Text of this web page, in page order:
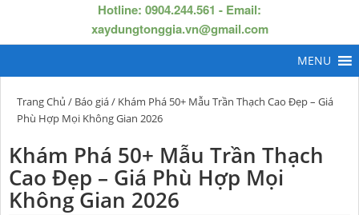
Hotline: 0904.244.561 - Email:
xaydungtonggia.vn@gmail.com
Trang Chủ / Báo giá/ Khám Phá 50+ Mẫu Trần Thạch Cao Đẹp – Giá
Phù Hợp Mọi Không Gian 2026
Khám Phá 50+ Mẫu Trần Thạch
Cao Đẹp – Giá Phù Hợp Mọi
Không Gian 2026